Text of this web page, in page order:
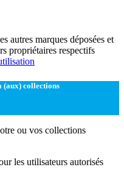
autres marques déposées et
propriétaires respectifs
(aux) collections
ou vos collections
les utilisateurs autorisés